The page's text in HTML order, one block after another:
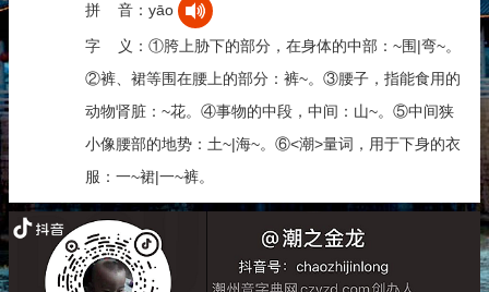
拼 音：yāo
字 义：①胯上胁下的部分，在身体的中部：~围|弯~。
②裤、裙等围在腰上的部分：裤~。③腰子，指能食用的
动物肾脏：~花。④事物的中段，中间：山~。⑤中间狭
小像腰部的地势：土~|海~。⑥<潮>量词，用于下身的衣
服：一~裙|一~裤。